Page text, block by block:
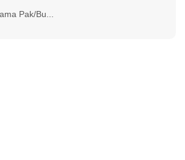
Pak/Bu...